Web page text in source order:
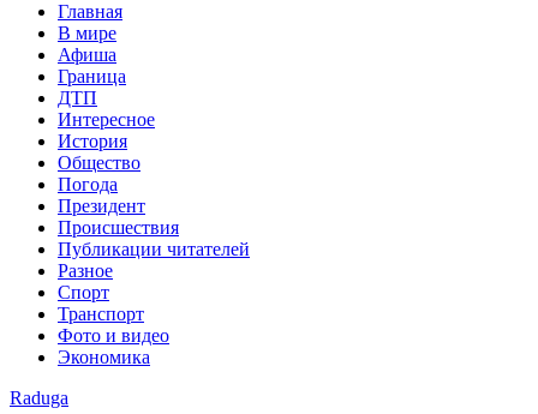
Главная
В мире
Афиша
Граница
ДТП
Интересное
История
Общество
Погода
Президент
Происшествия
Публикации читателей
Разное
Спорт
Транспорт
Фото и видео
Экономика
Raduga